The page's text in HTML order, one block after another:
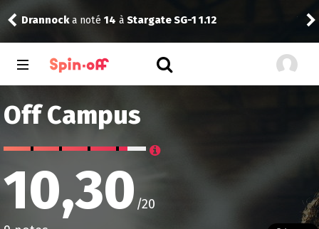
SG-1 1.12 Vic24a noté11à The Best Immigrant
Off Campus
10,30 /20